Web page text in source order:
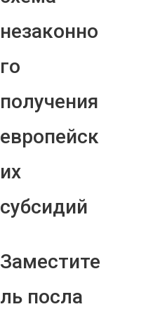
незаконно
го
получения
европейск
их
субсидий
Заместите
ль посла